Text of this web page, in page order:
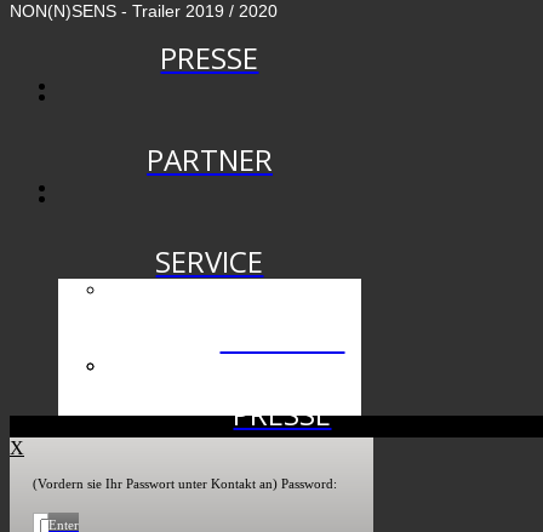
PRESSE
PARTNER
SERVICE
PRESSE
SPONSOREN
NON(N)SENS - Trailer 2019 / 2020
X
(Vordern sie Ihr Passwort unter Kontakt an) Password:
Enter